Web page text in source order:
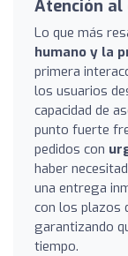
Atención al
Lo que más
humano y la
primera
los usuarios
capacidad de
punto fuerte
pedidos con
haber
una entrega
con los plazos
garantizando
tiempo.